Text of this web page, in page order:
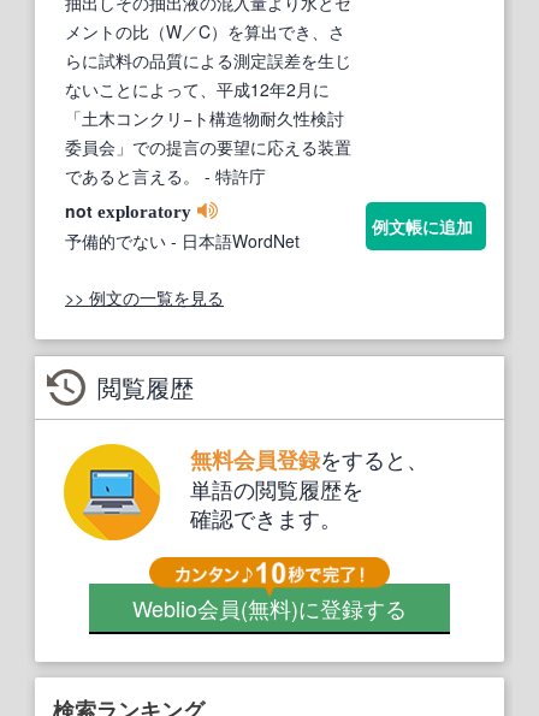
メントの比（W／C）を算出でき、さ
らに試料の品質による測定誤差を生じ
ないことによって、平成12年2月に
「土木コンクリ−ト構造物耐久性検討
委員会」での提言の要望に応える装置
であると言える。
- 特許庁
not exploratory
予備的でない - 日本語WordNet
例文帳に追加
>> 例文の一覧を見る
閲覧履歴
無料会員登録をすると、
単語の閲覧履歴を
確認できます。
Weblio会員(無料)に登録する
検索ランキング